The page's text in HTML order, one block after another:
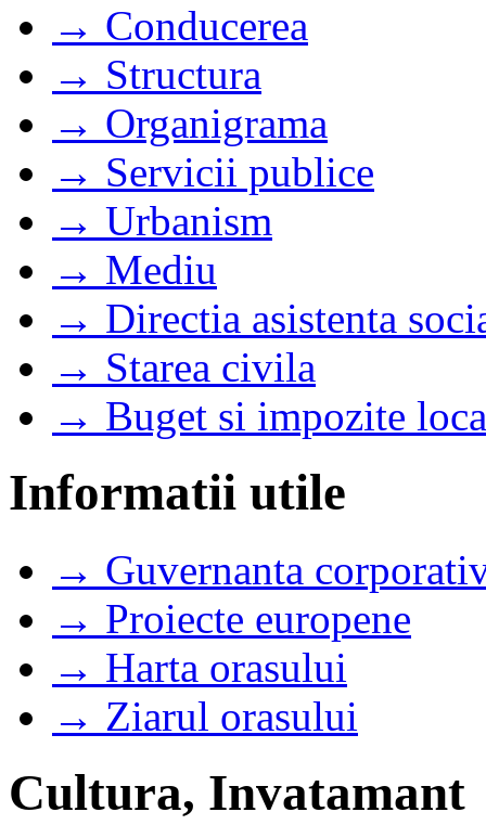
→ Conducerea
→ Structura
→ Organigrama
→ Servicii publice
→ Urbanism
→ Mediu
→ Directia asistenta
→ Starea civila
→ Buget si impozite
Informatii utile
→ Guvernanta
→ Proiecte europene
→ Harta orasului
→ Ziarul orasului
Cultura, Invatamant